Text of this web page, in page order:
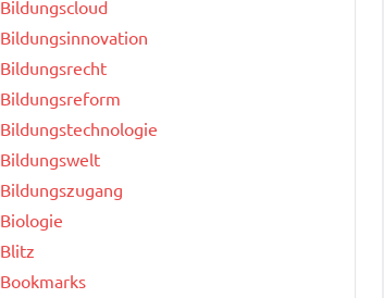
Bildungscloud
Bildungsinnovation
Bildungsrecht
Bildungsreform
Bildungstechnologie
Bildungswelt
Bildungszugang
Biologie
Blitz
Bookmarks